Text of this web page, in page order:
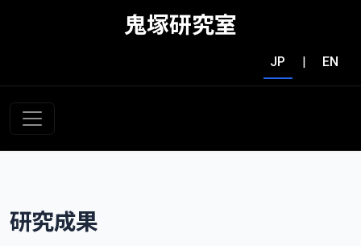
鬼塚研究室
JP | EN
研究成果